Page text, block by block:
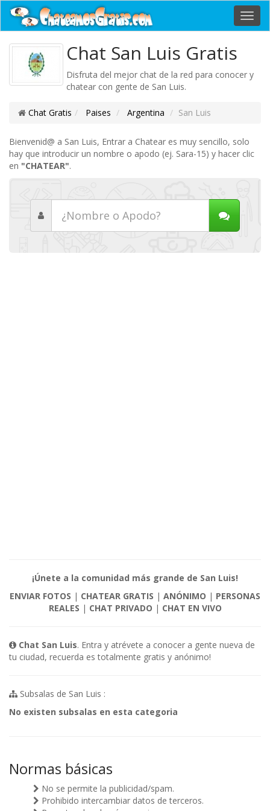
Chat San Luis Gratis
Disfruta del mejor chat de la red para conocer y
chatear con gente de San Luis.
Chat Gratis Paises Argentina San Luis
Bienvenid@ a San Luis, Entrar a Chatear es muy sencillo, solo
hay que introducir un nombre o apodo (ej. Sara-15) y hacer clic
en "CHATEAR".
¡Únete a la comunidad más grande de San Luis!
ENVIAR FOTOS | CHATEAR GRATIS | ANÓNIMO | PERSONAS
REALES | CHAT PRIVADO | CHAT EN VIVO
Chat San Luis. Entra y atrévete a conocer a gente nueva de
tu ciudad, recuerda es totalmente gratis y anónimo!
Subsalas de San Luis :
No existen subsalas en esta categoria
Normas básicas
No se permite la publicidad/spam.
Prohibido intercambiar datos de terceros.